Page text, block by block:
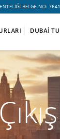
BELGE NO: 7641
DUBAİ